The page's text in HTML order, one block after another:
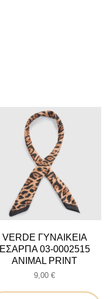
VERDE ΓΥΝΑΙΚΕΙΑ
ΕΣΑΡΠΑ 03-0002515
ANIMAL PRINT
9,00 €